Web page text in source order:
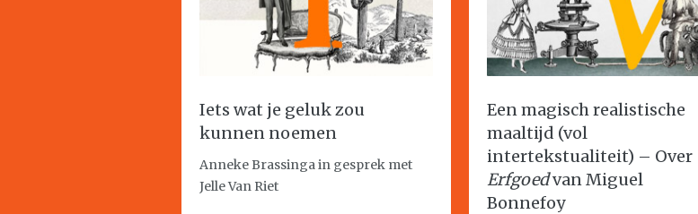
Iets wat je geluk zou
kunnen noemen
Anneke Brassinga in gesprek met
Jelle Van Riet
Een magisch realistische
maaltijd (vol
intertekstualiteit) – Over
Erfgoedvan Miguel
Bonnefoy